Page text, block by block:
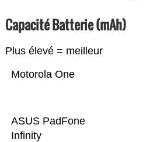
Capacité Batterie (mAh)
Plus élevé = meilleur
ASUS PadFone
Infinity
Motorola One